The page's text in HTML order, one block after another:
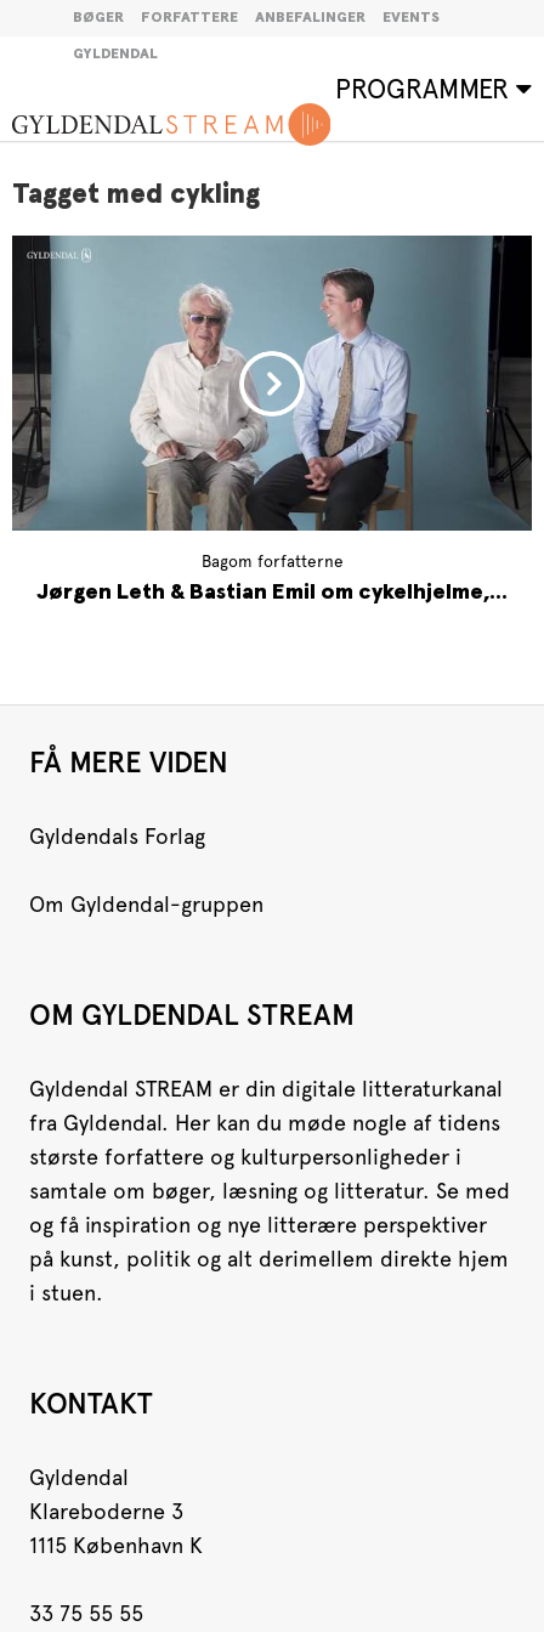
BØGER FORFATTERE ANBEFALINGER EVENTS
GYLDENDAL
PROGRAMMER
Tagget med cykling
Bagom forfatterne
Jørgen Leth & Bastian Emil om cykelhjelme,...
FÅ MERE VIDEN
Gyldendals Forlag
Om Gyldendal-gruppen
OM GYLDENDAL STREAM
Gyldendal STREAM er din digitale litteraturkanal
fra Gyldendal. Her kan du møde nogle af tidens
største forfattere og kulturpersonligheder i
samtale om bøger, læsning og litteratur. Se med
og få inspiration og nye litterære perspektiver
på kunst, politik og alt derimellem direkte hjem
i stuen.
KONTAKT
Gyldendal
Klareboderne 3
1115 København K
33 75 55 55